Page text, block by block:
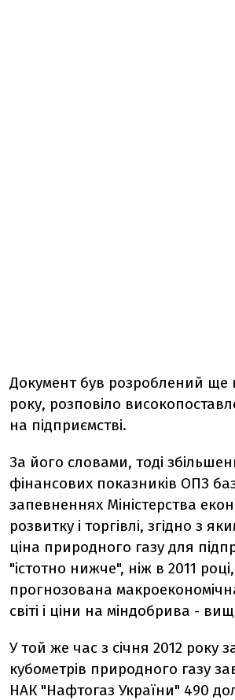
Документ був розроблений ще
року, розповіло
на підприємстві.
За його словами, тоді
фінансових показників ОПЗ
запевненнях Міністерства
розвитку і торгівлі, згідно з
ціна природного газу для
"істотно нижче", ніж в 2011
прогнозована
світі і ціни на міндобрива -
У той же час з січня 2012 року
кубометрів природного газу
НАК "Нафтогаз України" 490